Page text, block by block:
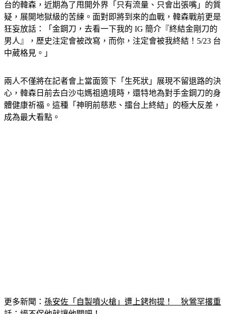
台的韓森，近期為了甩開外界「只有流量、只會出張嘴」的質
疑，展開地獄級的苦練。面對即將到來的血戰，韓森戰前更是
狂妄放話：「金鋼刀，去看一下我的 IG 簡介『終結金剛刀的
男人』，歷史注定會被改寫，而你，注定會被我終結！5/23 台
中葳格見。」
兩人不僅將在記者會上當面簽下「生死狀」展現不留退路的決
心，韓森日前去白沙屯媽祖遶境時，還特地為對手金鋼刀的身
體健康祈福。這種「神明前慈悲、擂台上終結」的極大反差，
成為最大看點。
更多新聞： 孫安佐「自製噴火槍」遭上銬拘提！　狄鶯罕撂重